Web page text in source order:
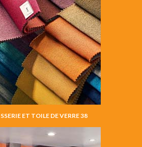
ET TOILE DE VERRE 38